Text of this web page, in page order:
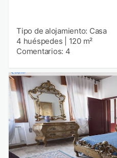
Tipo de alojamiento: Casa
4 huéspedes
120 m²
Comentarios: 4